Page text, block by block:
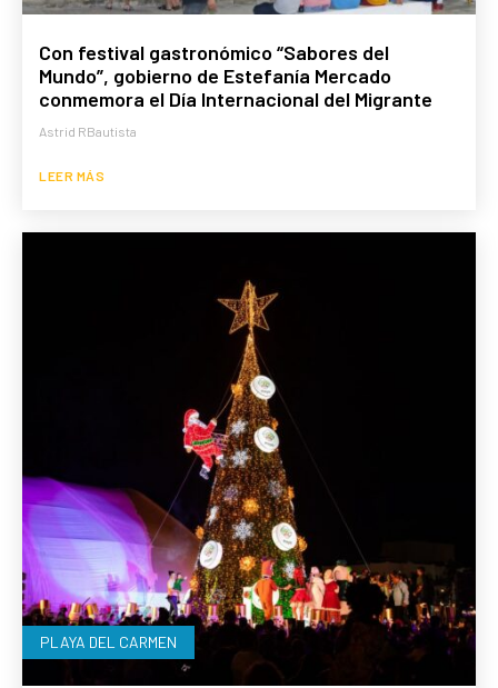
Con festival gastronómico “Sabores del
Mundo”, gobierno de Estefanía Mercado
conmemora el Día Internacional del Migrante
Astrid RBautista
LEER MÁS
PLAYA DEL CARMEN